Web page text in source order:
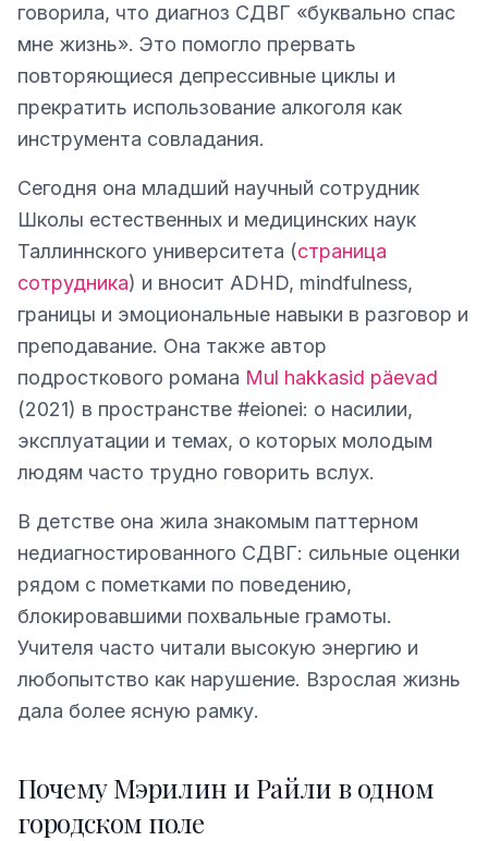
говорила, что диагноз СДВГ «буквально спас
мне жизнь». Это помогло прервать
повторяющиеся депрессивные циклы и
прекратить использование алкоголя как
инструмента совладания.
Сегодня она младший научный сотрудник
Школы естественных и медицинских наук
Таллиннского университета (страница
сотрудника) и вносит ADHD, mindfulness,
границы и эмоциональные навыки в разговор и
преподавание. Она также автор
подросткового романа Mul hakkasid päevad
(2021) в пространстве #eionei: о насилии,
эксплуатации и темах, о которых молодым
людям часто трудно говорить вслух.
В детстве она жила знакомым паттерном
недиагностированного СДВГ: сильные оценки
рядом с пометками по поведению,
блокировавшими похвальные грамоты.
Учителя часто читали высокую энергию и
любопытство как нарушение. Взрослая жизнь
дала более ясную рамку.
Почему Мэрилин и Райли в одном
городском поле